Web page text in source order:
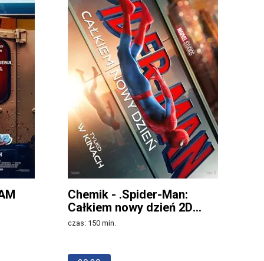
Chemik - .Spider-Man:
Całkiem nowy dzień 2D
napisy
czas: 150 min.